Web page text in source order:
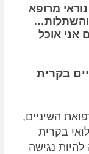
מרופא
והשתלות…
אני אוכל
בקרית
השיניים,
בקרית
נגישה